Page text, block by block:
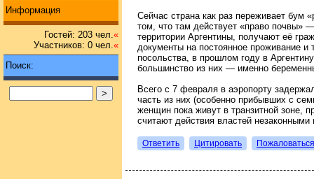
Информация
Гостей: 203 чел.«
Участников: 0 чел.«
Поиск:
Сейчас страна как раз переживает бум
том, что там действует «право почвы»
территории Аргентины, получают её
документы на постоянное проживание
посольства, в прошлом году в
большинство из них — именно
Всего с 7 февраля в аэропорту
часть из них (особенно прибывших с
женщин пока живут в транзитной зоне,
считают действия властей незаконными
Ответить Цитировать Пожаловаться